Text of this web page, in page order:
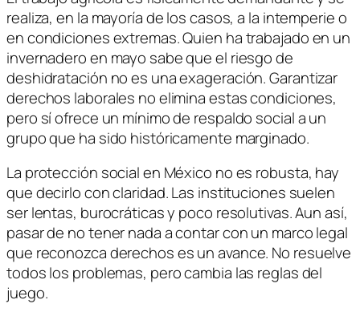
realiza, en la mayoría de los casos, a la intemperie o
en condiciones extremas. Quien ha trabajado en un
invernadero en mayo sabe que el riesgo de
deshidratación no es una exageración. Garantizar
derechos laborales no elimina estas condiciones,
pero sí ofrece un mínimo de respaldo social a un
grupo que ha sido históricamente marginado.
La protección social en México no es robusta, hay
que decirlo con claridad. Las instituciones suelen
ser lentas, burocráticas y poco resolutivas. Aun así,
pasar de no tener nada a contar con un marco legal
que reconozca derechos es un avance. No resuelve
todos los problemas, pero cambia las reglas del
juego.